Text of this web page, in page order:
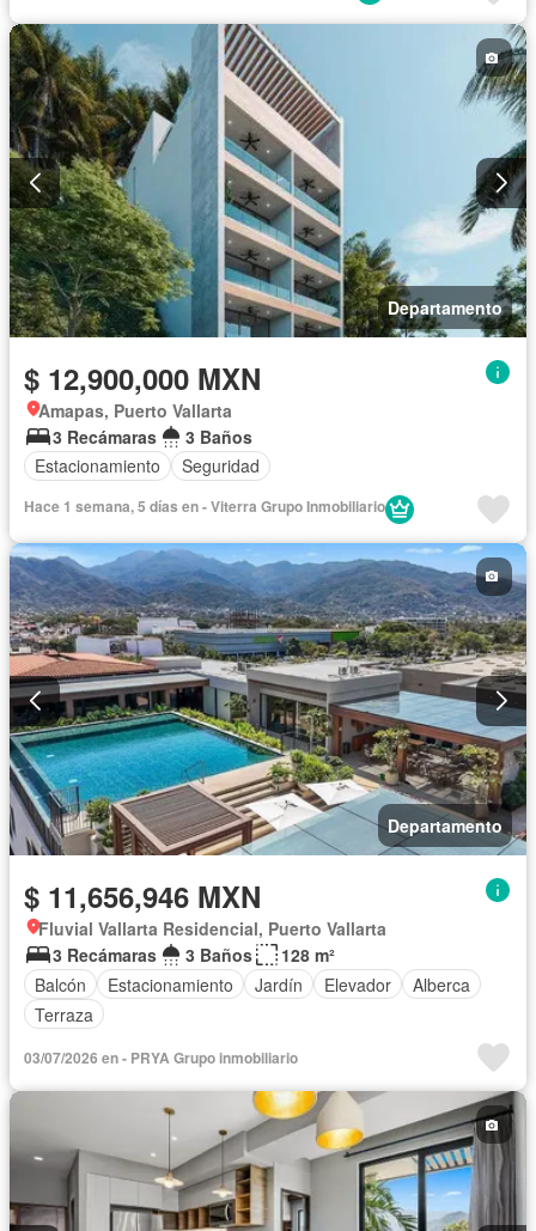
Departamento
$ 12,900,000 MXN
Amapas, Puerto Vallarta
3 Recámaras
3 Baños
Estacionamiento
Seguridad
Hace 1 semana, 5 días en - Viterra Grupo Inmobiliario
Departamento
$ 11,656,946 MXN
Fluvial Vallarta Residencial, Puerto Vallarta
3 Recámaras
3 Baños
128 m²
Balcón
Estacionamiento Jardín Elevador
Alberca
Terraza
03/07/2026 en - PRYA Grupo inmobiliario